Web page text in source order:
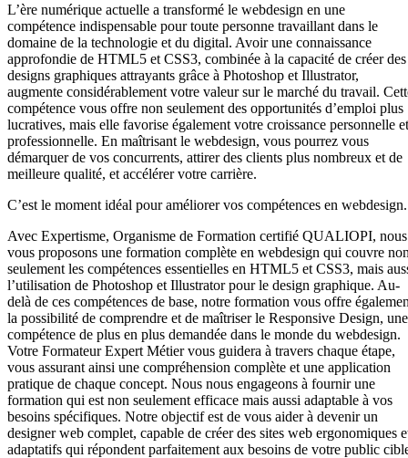
L’ère numérique actuelle a transformé le webdesign en une
compétence indispensable pour toute personne travaillant dans le
domaine de la technologie et du digital. Avoir une connaissance
approfondie de HTML5 et CSS3, combinée à la capacité de créer des
designs graphiques attrayants grâce à Photoshop et Illustrator,
augmente considérablement votre valeur sur le marché du travail.
compétence vous offre non seulement des opportunités d’emploi plus
lucratives, mais elle favorise également votre croissance personnelle et
professionnelle. En maîtrisant le webdesign, vous pourrez vous
démarquer de vos concurrents, attirer des clients plus nombreux et de
meilleure qualité, et accélérer votre carrière.
C’est le moment idéal pour améliorer vos compétences en webdesign.
Avec Expertisme, Organisme de Formation certifié QUALIOPI, nous
vous proposons une formation complète en webdesign qui couvre
seulement les compétences essentielles en HTML5 et CSS3, mais
l’utilisation de Photoshop et Illustrator pour le design graphique. Au-
delà de ces compétences de base, notre formation vous offre
la possibilité de comprendre et de maîtriser le Responsive Design, une
compétence de plus en plus demandée dans le monde du webdesign.
Votre Formateur Expert Métier vous guidera à travers chaque étape,
vous assurant ainsi une compréhension complète et une application
pratique de chaque concept. Nous nous engageons à fournir une
formation qui est non seulement efficace mais aussi adaptable à vos
besoins spécifiques. Notre objectif est de vous aider à devenir un
designer web complet, capable de créer des sites web ergonomiques
adaptatifs qui répondent parfaitement aux besoins de votre public